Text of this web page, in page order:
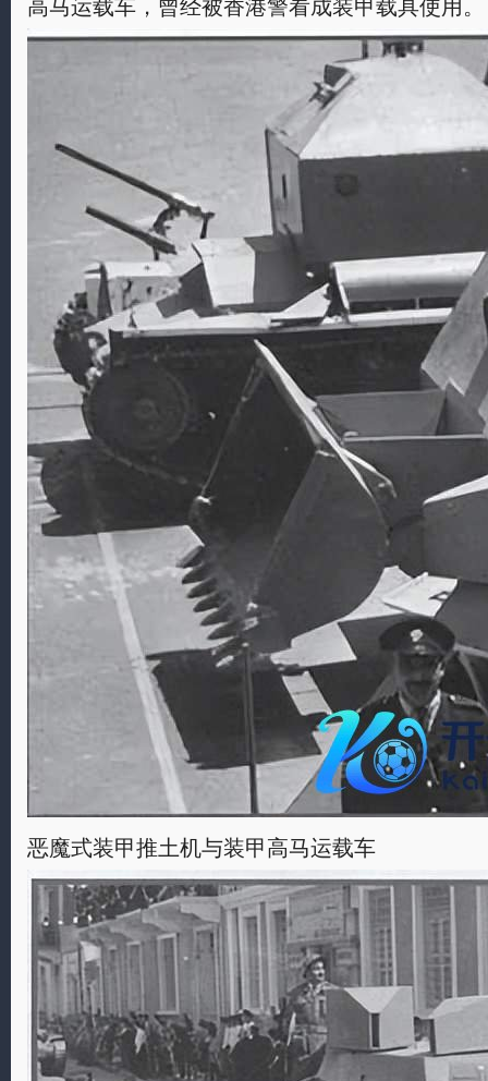
高马运载车，曾经被香港警看成装甲载具使用。
恶魔式装甲推土机与装甲高马运载车